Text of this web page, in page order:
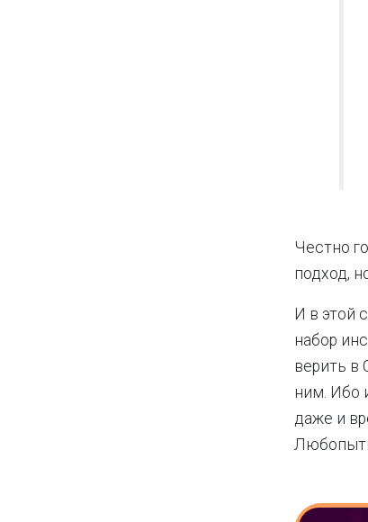
Честно
подход,
И в этой
набор
верить в
ним. Ибо
даже и